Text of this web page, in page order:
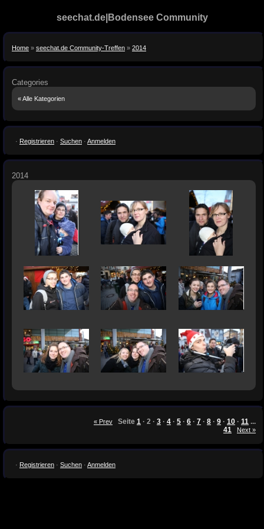
seechat.de|Bodensee Community
Home » seechat.de Community-Treffen » 2014
Categories
« Alle Kategorien
· Registrieren · Suchen · Anmelden
2014
« Prev Seite 1 · 2 · 3 · 4 · 5 · 6 · 7 · 8 · 9 · 10 · 11 ...
41
Next »
· Registrieren · Suchen · Anmelden